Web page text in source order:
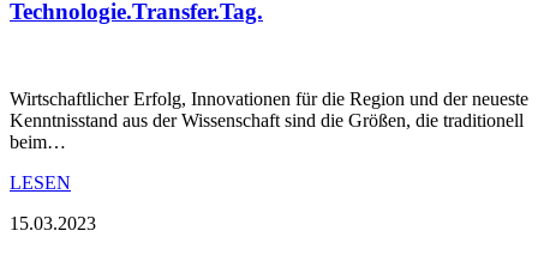
Technologie.Transfer.Tag.
Wirtschaftlicher Erfolg, Innovationen für die Region und der neueste
Kenntnisstand aus der Wissenschaft sind die Größen, die traditionell
beim…
LESEN
15.03.2023